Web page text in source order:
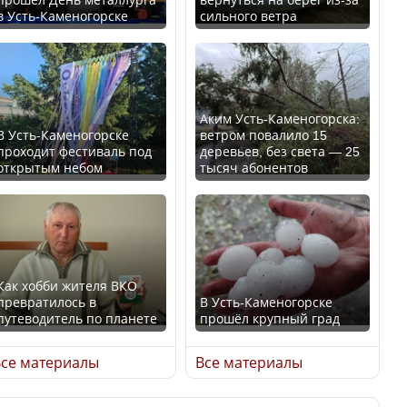
төменгі жалақы,
экология: жеті
сайлаушылармен
талқылап жатыр?
зарплата,
экология — о
говорят с
партий
рассказал, из
делают колбасу в
В России введены
дополнительные
ограничения для
казахстанских прав
Трамп официально
вступил в должность
президента США
Луну признали объектом
культурного наследия,
находящегося под
угрозой исчезновения
Усть-Каменогорске
Усть-Каменогорске
фестиваль под
небом
хобби жителя ВКО
в
по планете
материалы
сильного ветра
Аким Усть-Каменогорска:
ветром повалило 15
деревьев, без света — 25
тысяч абонентов
В Усть-Каменогорске
прошёл крупный град
Все материалы